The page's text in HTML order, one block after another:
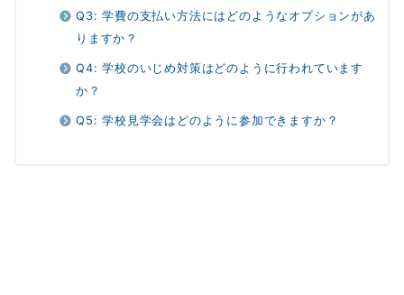
Q3: 学費の支払い方法にはどのようなオプションがあ
りますか？
Q4: 学校のいじめ対策はどのように行われています
か？
Q5: 学校見学会はどのように参加できますか？